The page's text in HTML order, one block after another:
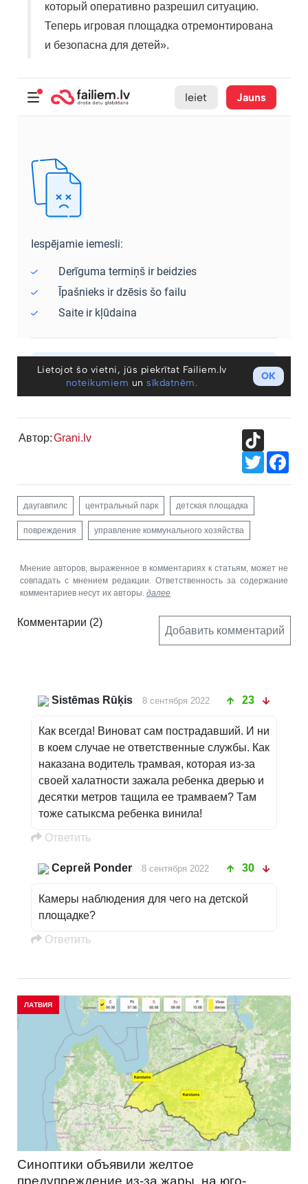
который оперативно разрешил ситуацию.
Теперь игровая площадка отремонтирована
и безопасна для детей».
Автор:Grani.lv
Twitter
даугавпилс центральный парк детская площадка
повреждения управление коммунального хозяйства
Мнение авторов, выраженное в комментариях к статьям, может не
совпадать с мнением редакции. Ответственность за содержание
комментариев несут их авторы. далее
Комментарии (2)
Добавить комментарий
Sistēmas Rūķis 8 сентября 2022 23
Как всегда! Виноват сам пострадавший. И ни
в коем случае не ответственные службы. Как
наказана водитель трамвая, которая из-за
своей халатности зажала ребенка дверью и
десятки метров тащила ее трамваем? Там
тоже сатыксма ребенка винила!
Oтветить
Сергей Ponder 8 сентября 2022 30
Камеры наблюдения для чего на детской
площадке?
Oтветить
ЛАТВИЯ
Синоптики объявили желтое